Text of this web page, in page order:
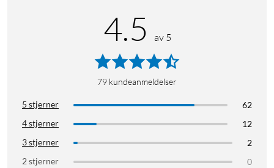
4.5 av 5
79 kundeanmeldelser
5 stjerner
62
4 stjerner
12
3 stjerner
2
2 stjerner
0